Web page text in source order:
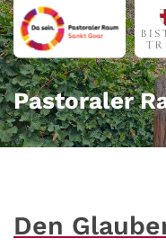
Zum Inhalt springen
Pastoraler
Den